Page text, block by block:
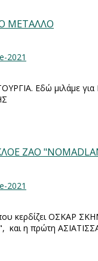
ΜΕΤΑΛΛΟ
2021
Εδώ μιλάμε
ΖΑΟ
2021
κερδίζει ΟΣΚΑΡ
και η πρώτη